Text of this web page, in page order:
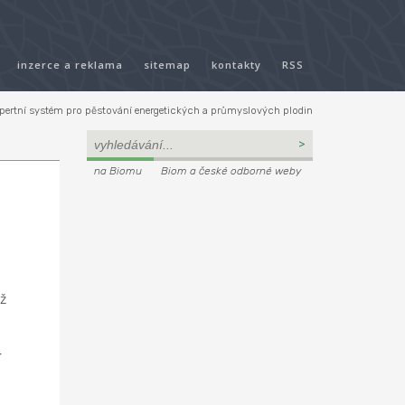
inzerce a reklama sitemap kontakty RSS
systém pro pěstování energetických a průmyslových plodin
na Biomu Biom a české odborné weby